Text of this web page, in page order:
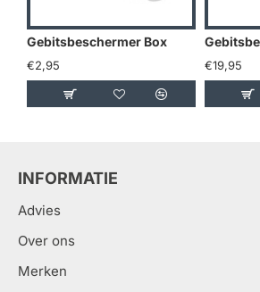
Gebitsbeschermer Box
€2,95 €19,95
INFORMATIE
Advies
Over ons
Merken